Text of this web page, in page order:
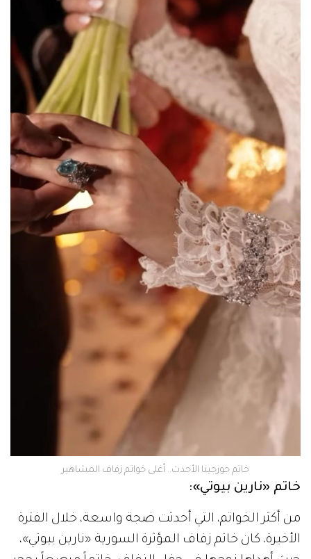
خاتم جورجينا الأحدث.. أغلى خواتم زفاف المشاهير
خاتم «نارين بيوتي»:
من أكثر الخواتم، التي أحدثت ضجة واسعة، خلال الفترة
الأخيرة، كان خاتم زفاف المؤثرة السورية «نارين بيوتي»،